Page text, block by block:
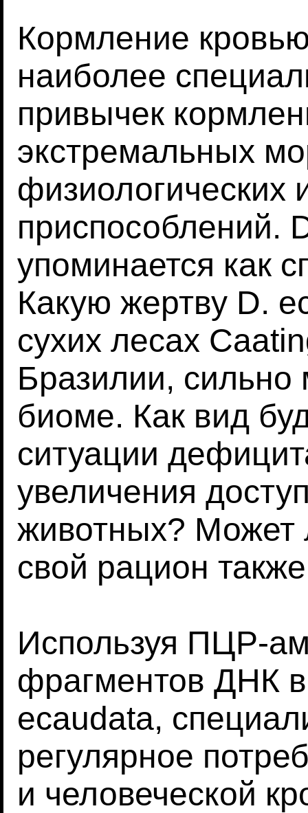
Кормление
наиболее
привычек
экстремальных
физиологических
приспособлений.
упоминается как
Какую жертву D.
сухих лесах
Бразилии,
биоме. Как вид
ситуации
увеличения
животных? Может
свой рацион
Используя ПЦР-
фрагментов ДНК
ecaudata,
регулярное
и человеческой